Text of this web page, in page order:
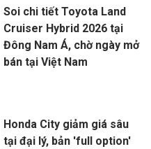
Soi chi tiết Toyota Land
Cruiser Hybrid 2026 tại
Đông Nam Á, chờ ngày mở
bán tại Việt Nam
Honda City giảm giá sâu
tại đại lý, bản 'full option'